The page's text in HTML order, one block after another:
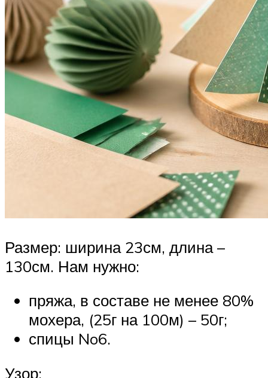
Размер: ширина 23см, длина –
130см. Нам нужно:
пряжа, в составе не менее 80%
мохера, (25г на 100м) – 50г;
спицы No6.
Узор: